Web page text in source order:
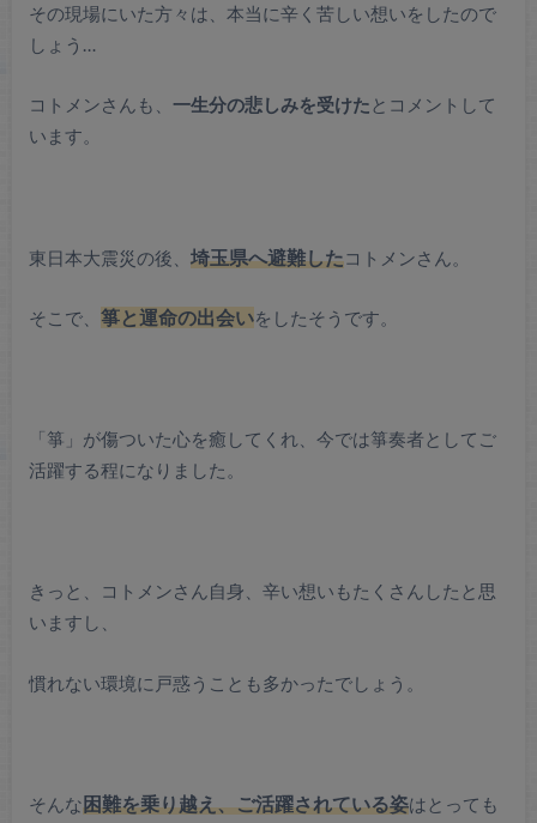
その現場にいた方々は、本当に辛く苦しい想いをしたので
しょう…
コトメンさんも、 一生分の悲しみを受けたとコメントして
います。
東日本大震災の後、 埼玉県へ避難したコトメンさん。
そこで、 箏と運命の出会いをしたそうです。
「箏」が傷ついた心を癒してくれ、今では箏奏者としてご
活躍する程になりました。
きっと、コトメンさん自身、辛い想いもたくさんしたと思
いますし、
慣れない環境に戸惑うことも多かったでしょう。
そんな困難を乗り越え、ご活躍されている姿はとっても